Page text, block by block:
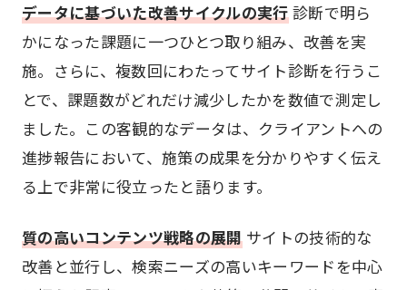
データに基づいた改善サイクルの実行診断で明ら
かになった課題に一つひとつ取り組み、改善を実
施。さらに、複数回にわたってサイト診断を行うこ
とで、課題数がどれだけ減少したかを数値で測定し
ました。この客観的なデータは、クライアントへの
進捗報告において、施策の成果を分かりやすく伝え
る上で非常に役立ったと語ります。
質の高いコンテンツ戦略の展開サイトの技術的な
改善と並行し、検索ニーズの高いキーワードを中心